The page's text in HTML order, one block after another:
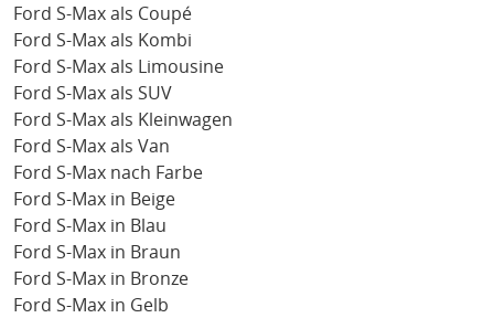
Ford S-Max als Coupé
Ford S-Max als Kombi
Ford S-Max als Limousine
Ford S-Max als SUV
Ford S-Max als Kleinwagen
Ford S-Max als Van
Ford S-Max nach Farbe
Ford S-Max in Beige
Ford S-Max in Blau
Ford S-Max in Braun
Ford S-Max in Bronze
Ford S-Max in Gelb